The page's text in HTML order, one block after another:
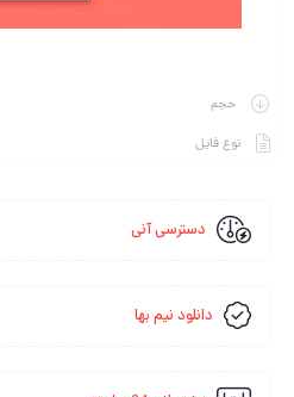
حجم
نوع فایل
دسترسی آنی
دانلود نیم بها